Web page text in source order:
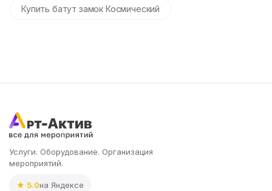
Купить батут замок Космический
Услуги. Оборудование. Организация
мероприятий.
★ 5.0на Яндексе